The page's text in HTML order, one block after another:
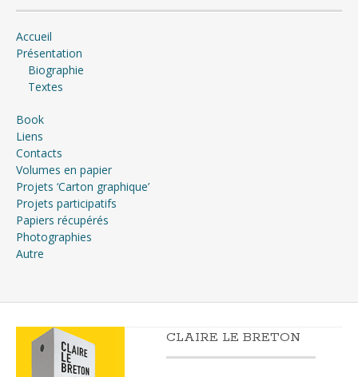
Accueil
Présentation
Biographie
Textes
Book
Liens
Contacts
Volumes en papier
Projets ‘Carton graphique’
Projets participatifs
Papiers récupérés
Photographies
Autre
CLAIRE LE BRETON